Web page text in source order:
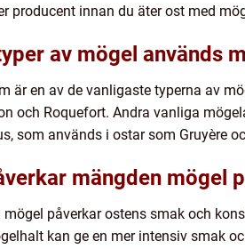
producent innan du äter ost med
av mögel används
är en av de vanligaste typerna av
och Roquefort. Andra vanliga
som används i ostar som Gruyère
mängden mögel
mögel påverkar ostens smak och
kan ge en mer intensiv smak